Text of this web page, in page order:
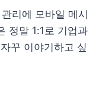
리에 모바일 메시
정말 1:1로 기업과
꾸 이야기하고 싶